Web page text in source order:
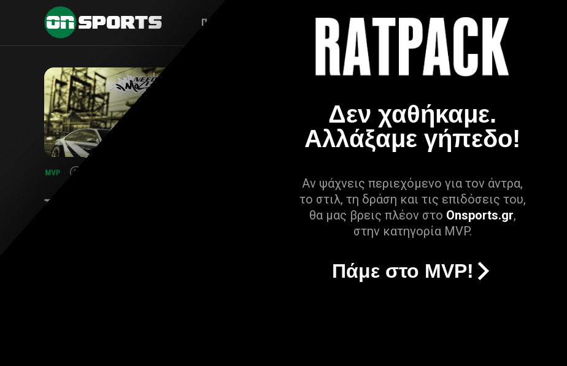
Δεν χαθήκαμε.
Αλλάξαμε γήπεδο!
Αν ψάχνεις περιεχόμενο για τον άντρα,
το στιλ, τη δράση και τις επιδόσεις του,
θα μας βρεις πλέον στο Onsports.gr,
στην κατηγορία MVP.
Πάμε στο MVP!